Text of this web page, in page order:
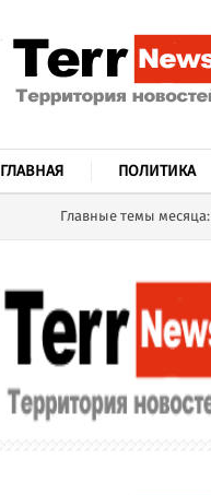
ГЛАВНАЯ ПОЛИТИКА
Главные темы месяца: